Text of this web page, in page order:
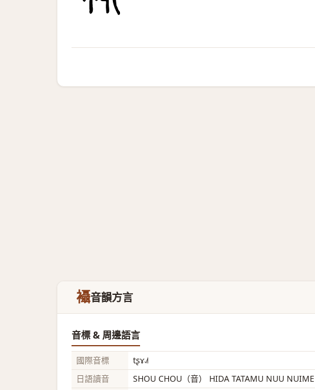
襵音韻方言
音標 & 周邊語言
國際音標
tʂɤ˨˩˦
日語讀音
SHOU CHOU（音） HIDA TATAMU NUU NUIME